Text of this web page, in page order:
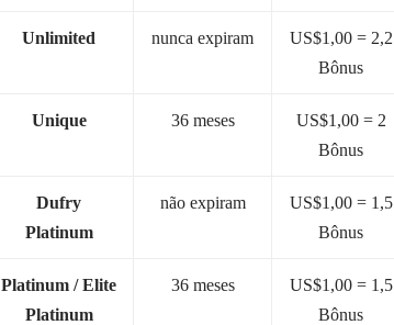
Unlimited nunca expiram
US$1,00 = 2,2
Bônus
Unique 36 meses
US$1,00 = 2
Bônus
Dufry
Platinum
não expiram
US$1,00 = 1,5
Bônus
Platinum / Elite
Platinum
36 meses
US$1,00 = 1,5
Bônus